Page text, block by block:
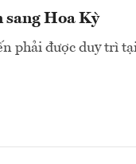
sang Hoa Kỳ
phải được duy trì